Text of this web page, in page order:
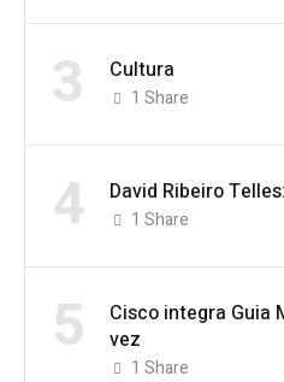
3 Cultura
1 Share
4 David Ribeiro
1 Share
5
Cisco integra Guia
vez
1 Share